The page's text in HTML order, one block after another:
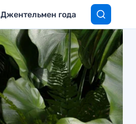
Джентельмен года